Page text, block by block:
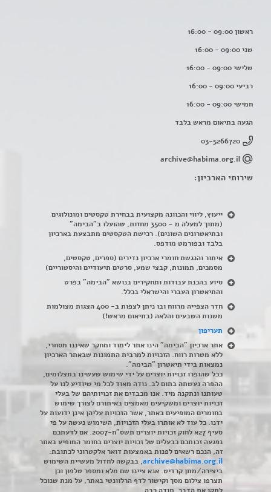
ראשון 09:00 - 16:00
שני 09:00 - 16:00
שלישי 09:00 - 16:00
רביעי 09:00 - 16:00
חמישי 09:00 - 16:00
הגעה בתיאום מראש בלבד
03-5266720
archive@habima.org.il
שירותי הארכיון:
ייעוץ, ליווי והכוונה מקצועית בבחירת טקסטים ומונולוגים
(מתוך למעלה מ – 3500 מחזות, שהועלו ב"הבימה"
ובתיאטרונים השונים). רכישת הטקסטים מתבצעת בארכיון
בלבד ובפורמט מודפס.
איתור והנגשת חומרי ארכיון נדירים (ספרים, טקסטים,
מסמכים, תמונות, קבצי שמע, סרטים תיעודיים והיסטוריים)
סיוע בהכנת עבודות ותחקירים בנושא "הבימה" בפרט
והתיאטרון העברי והישראלי בכלל.
חדר הצפייה מרווח ובו ניתן לצפות ב- 400 הצגות מצולמות
משנות השבעים והלאה (בתיאום מראש!)
תעריפון
אתר ארכיון "הבימה" הינו אתר לימוד ומחקר שאיננו מסחרי,
ללא מטרות רווח. הזכויות למרבית התמונות שבאתר הארכיון
נמצאות בידי תיאטרון "הבימה".
ככל שהופרו זכויות יוצרים על ידי שימוש שעשינו בתצלומים,
ההפרה נעשתה בתום לב. נודה מאוד לכל מי שיודיע לנו על
טעותנו ונתקנה מיד. אנו מכבדים את זכויותיהם של בעלי
זכויות יוצרים ומשקיעים מאמצים באיתורם לצורך שימוש
בחומרים המופיעים באתר, אשר הזכויות עליהן אינן ידועות על
ידנו. כל עוד לא אותרו בעלי הזכויות, השימוש נעשה על פי
סעיף 27א לחוק זכויות יוצרים תשס"ח-2007. אם לדעתכם
נפגעה זכותכם כבעלים של זכויות יוצרים בחומר המופיע באתר
זה, הנכם רשאים לפנות באמצעות דואר אלקטרוני לכתובת:
archive@habima.org.il, בבקשה לחדול מעשיית השימוש
ביצירה/מתן קרדיט. אנא ציינו שם מלא ומספר טלפון וכן
תצרפו צילום מסך וקישור לדף הרלוונטי באתר, על מנת שנוכל
לתקן את הדבר. תודה רבה.